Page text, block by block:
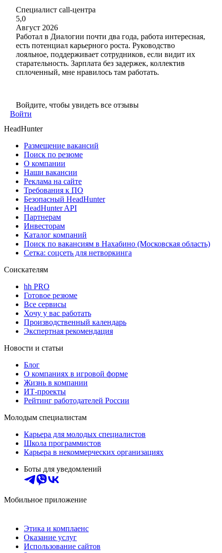
Специалист call-центра
5,0
Август 2026
Работал в Диалогии почти два года, работа интересная,
есть потенциал карьерного роста. Руководство
лояльное, поддерживает сотрудников, если видит их
старательность. Зарплата без задержек, коллектив
сплоченный, мне нравилось там работать.
Войдите, чтобы увидеть все отзывы
Войти
HeadHunter
Размещение вакансий
Поиск по резюме
О компании
Наши вакансии
Реклама на сайте
Требования к ПО
Безопасный HeadHunter
HeadHunter API
Партнерам
Инвесторам
Каталог компаний
Поиск по вакансиям в Нахабино (Московская область)
Сетка: соцсеть для нетворкинга
Соискателям
hh PRO
Готовое резюме
Все сервисы
Хочу у вас работать
Производственный календарь
Экспертная рекомендация
Новости и статьи
Блог
О компаниях в игровой форме
Жизнь в компании
ИТ-проекты
Рейтинг работодателей России
Молодым специалистам
Карьера для молодых специалистов
Школа программистов
Карьера в некоммерческих организациях
Боты для уведомлений
Мобильное приложение
Этика и комплаенс
Оказание услуг
Использование сайтов